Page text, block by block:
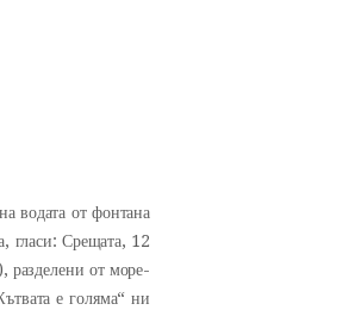
водата от фонтана
гласи: Срещата, 12
разделени от море-
е голяма“ ни